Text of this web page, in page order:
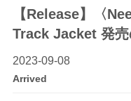
【Release】〈
Track Jacket 発
2023-09-08
Arrived